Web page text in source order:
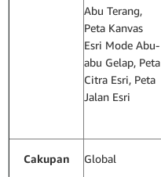
Abu Terang,
Peta Kanvas
Esri Mode Abu-
abu Gelap, Peta
Citra Esri, Peta
Jalan Esri
Cakupan Global